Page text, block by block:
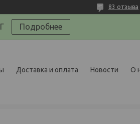
83 отзыва
Подробнее
Доставка и оплата Новости О